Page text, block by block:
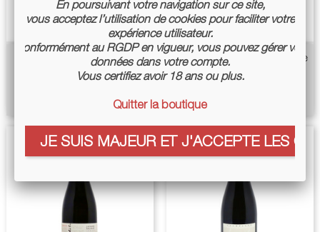
Pack Selosse Bout Du Clos
Prix
689,90 €
Lieux Dits Cramant Chemin De
Chalon - Champagne
En poursuivant votre navigation sur ce site,
vous acceptez l’utilisation de cookies pour faciliter votre
expérience utilisateur.
Conformément au RGDP en vigueur, vous pouvez gérer vos
données dans votre compte.
Vous certifiez avoir 18 ans ou plus.
Quitter la boutique
JE SUIS MAJEUR ET J'ACCEPTE LES